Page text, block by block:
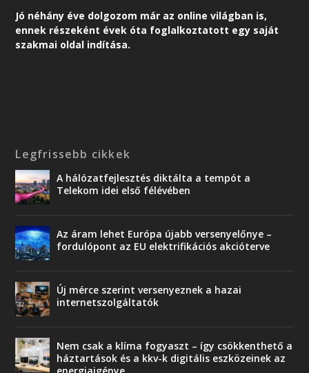
Jó néhány éve dolgozom már az online világban is,
ennek részeként évek óta foglalkoztatott egy saját
szakmai oldal indítása.
Legfrissebb cikkek
A hálózatfejlesztés diktálta a tempót a
Telekom idei első félévében
Az áram lehet Európa újabb versenyelőnye –
fordulópont az EU elektrifikációs akcióterve
Új mérce szerint versenyeznek a hazai
internetszolgáltatók
Nem csak a klíma fogyaszt – így csökkenthető a
háztartások és a kkv-k digitális eszközeinek az